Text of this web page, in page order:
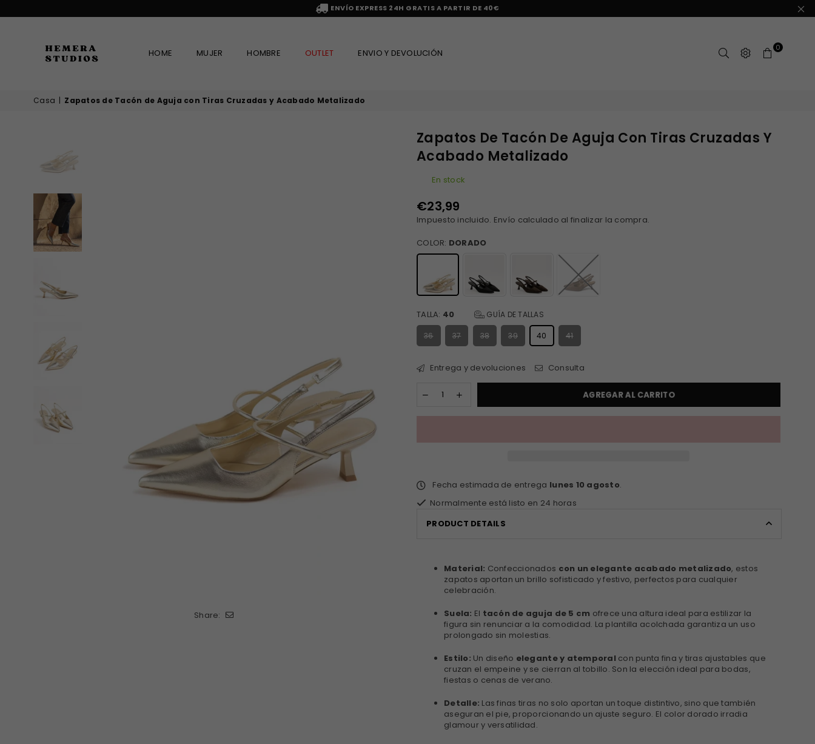
ENVÍO EXPRESS 24H GRATIS A PARTIR DE 40€
HEMERA
STUDIOS
HOME MUJER HOMBRE OUTLET ENVIO Y DEVOLUCIÓN 0
Casa | Zapatos de Tacón de Aguja con Tiras Cruzadas y Acabado Metalizado
Share:
Zapatos De Tacón De Aguja Con Tiras Cruzadas Y
Acabado Metalizado
En stock
Precio
habitual
€23,99
Impuesto incluido. Envío calculado al finalizar la compra.
COLOR: DORADO
TALLA: 40 GUÍA DE TALLAS
36 37 38 39 40 41
Entrega y devoluciones Consulta
AGREGAR AL CARRITO
Fecha estimada de entrega lunes 10 agosto.
Normalmente está listo en 24 horas
PRODUCT DETAILS
Material: Confeccionados con un elegante acabado metalizado, estos
zapatos aportan un brillo sofisticado y festivo, perfectos para cualquier
celebración.
Suela: El tacón de aguja de 5 cm ofrece una altura ideal para estilizar la
figura sin renunciar a la comodidad. La plantilla acolchada garantiza un uso
prolongado sin molestias.
Estilo: Un diseño elegante y atemporal con punta fina y tiras ajustables que
cruzan el empeine y se cierran al tobillo. Son la elección ideal para bodas,
fiestas o cenas de verano.
Detalle: Las finas tiras no solo aportan un toque distintivo, sino que también
aseguran el pie, proporcionando un ajuste seguro. El color dorado irradia
glamour y versatilidad.